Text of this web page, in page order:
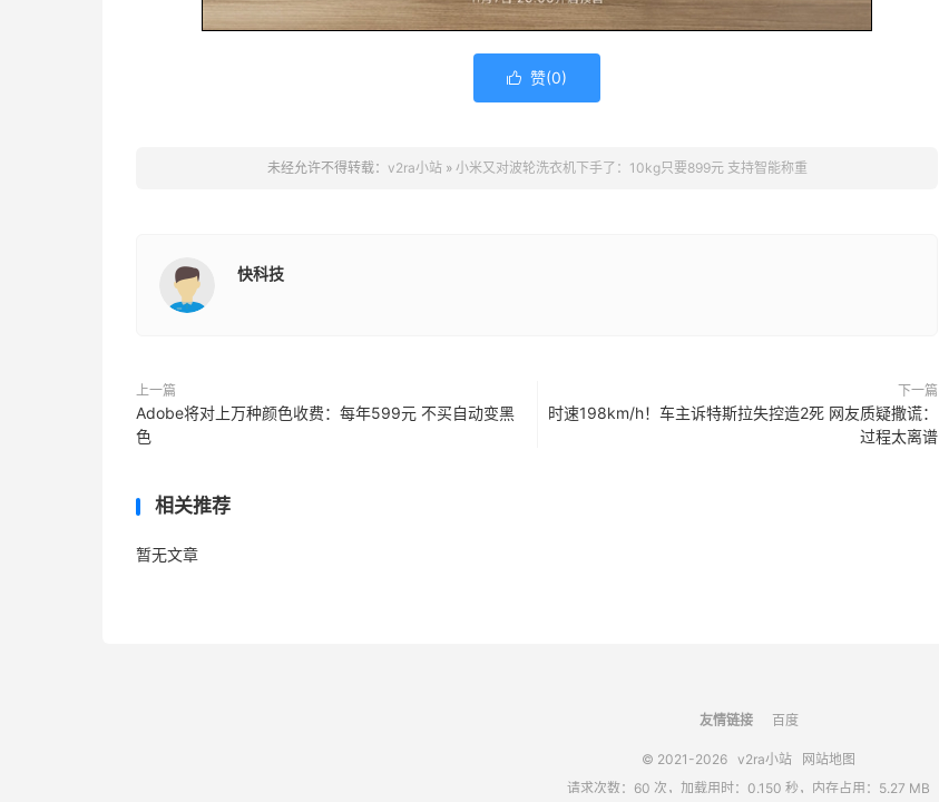
 赞(0)
未经允许不得转载： v2ra小站» 小米又对波轮洗衣机下手了：10kg只要899元 支持智能称重
快科技
上一篇
Adobe将对上万种颜色收费：每年599元 不买自动变黑
色
下一篇
时速198km/h！车主诉特斯拉失控造2死 网友质疑撒谎：
过程太离谱
相关推荐
暂无文章
友情链接 百度
© 2021-2026 v2ra小站
网站地图
请求次数：60 次，加载用时：0.150 秒，内存占用：5.27 MB